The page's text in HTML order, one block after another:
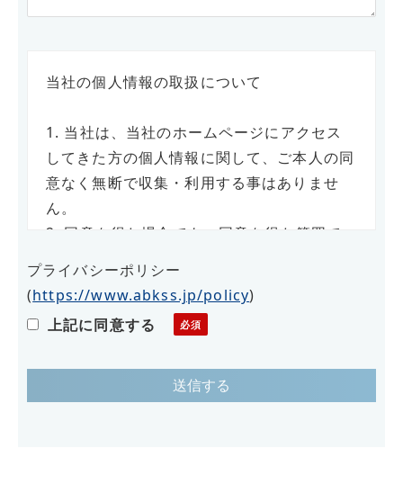
当社の個人情報の取扱について
1. 当社は、当社のホームページにアクセス
してきた方の個人情報に関して、ご本人の同
意なく無断で収集・利用する事はありませ
ん。
2. 同意を得た場合でも、同意を得た範囲で
3. さらに、収集した個人情報は適正な管理
の下で安全に蓄積・保管します。
プライバシーポリシー
(https://www.abkss.jp/policy)
上記に同意する